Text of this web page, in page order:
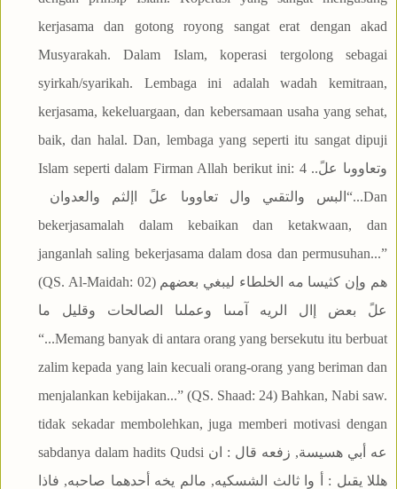
kerjasama dan gotong royong sangat erat dengan akad
Musyarakah. Dalam Islam, koperasi tergolong sebagai
syirkah/syarikah. Lembaga ini adalah wadah kemitraan,
kerjasama, kekeluargaan, dan kebersamaan usaha yang sehat,
baik, dan halal. Dan, lembaga yang seperti itu sangat dipuji
Islam seperti dalam Firman Allah berikut ini: 4 ..وتعاووىا علً
البس والتقىي وال تعاووىا علً اإلثم والعدوان “...Dan
bekerjasamalah dalam kebaikan dan ketakwaan, dan
janganlah saling bekerjasama dalam dosa dan permusuhan...”
(QS. Al-Maidah: 02) هم وإن كثيسا مه الخلطاء ليبغي بعضهم
علً بعض إال الريه آمىىا وعملىا الصالحات وقليل ما
“...Memang banyak di antara orang yang bersekutu itu berbuat
zalim kepada yang lain kecuali orang-orang yang beriman dan
menjalankan kebijakan...” (QS. Shaad: 24) Bahkan, Nabi saw.
tidak sekadar membolehkan, juga memberi motivasi dengan
sabdanya dalam hadits Qudsi عه أبي هسيسة, زفعه قال : ان
هللا يقىل : أ وا ثالث الشسكيه, مالم يخه أحدهما صاحبه, فاذا